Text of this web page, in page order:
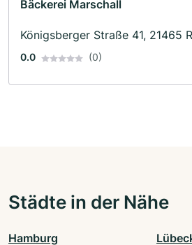
Bäckerei Marschall
Königsberger Straße 41, 21465
0.0 (0)
Städte in der Nähe
Hamburg